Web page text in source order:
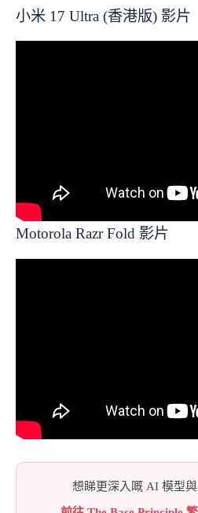
小米 17 Ultra (香港版) 影片
Motorola Razr Fold 影片
想睇更深入嘅 AI 模型